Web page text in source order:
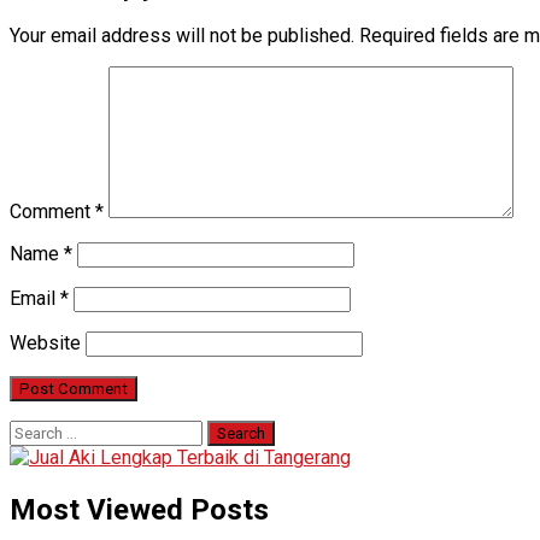
Your email address will not be published. Required fields are
Comment *
Name *
Email *
Website
Search
for:
Most Viewed Posts